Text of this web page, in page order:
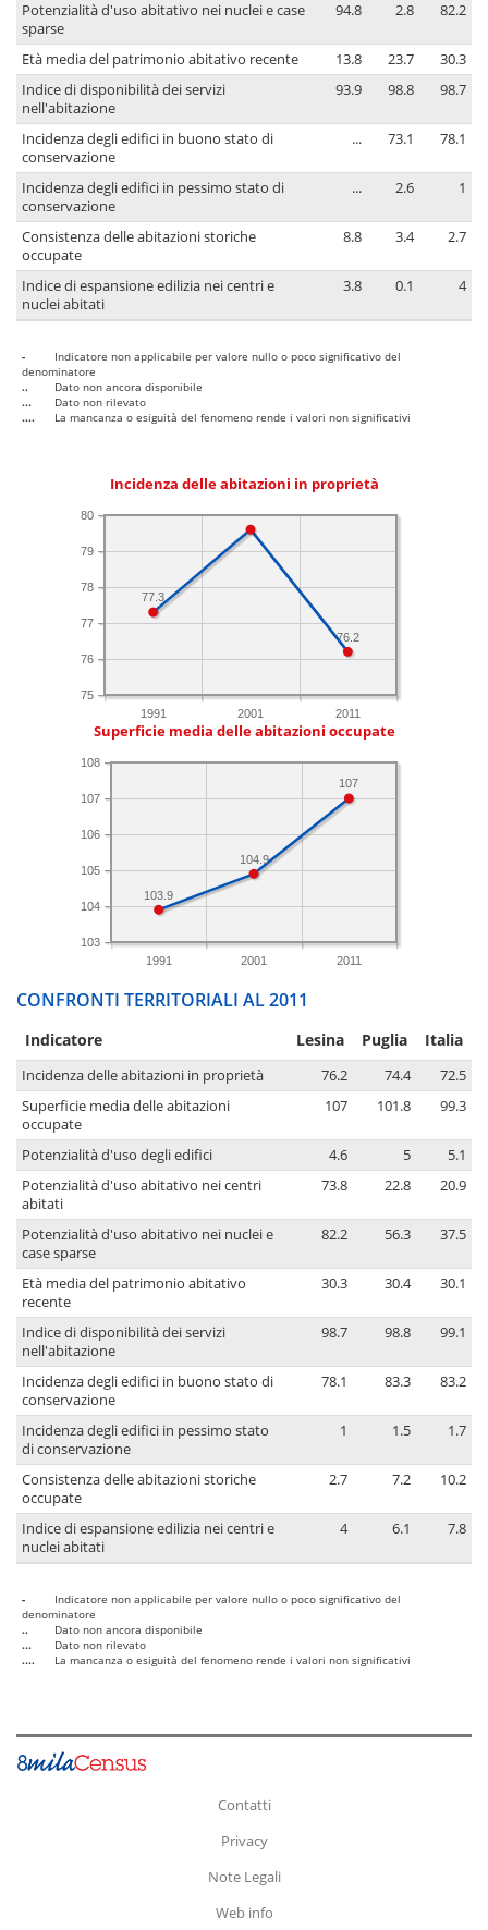
Potenzialità d'uso abitativo nei nuclei e case
sparse
94.8 2.8 82.2
Età media del patrimonio abitativo recente 13.8 23.7
30.3
Indice di disponibilità dei servizi
nell'abitazione
93.9 98.8 98.7
Incidenza degli edifici in buono stato di
conservazione
... 73.1 78.1
Incidenza degli edifici in pessimo stato di
conservazione
... 2.6 1
Consistenza delle abitazioni storiche
occupate
8.8 3.4 2.7
Indice di espansione edilizia nei centri e
nuclei abitati
3.8 0.1 4
-
Indicatore non applicabile per valore nullo o poco significativo del
denominatore
..
Dato non ancora disponibile
...
Dato non rilevato
....
La mancanza o esiguità del fenomeno rende i valori non significativi
Incidenza delle abitazioni in proprietà
1991 2001 2011
75
76
77
78
79
80
76.2
77.3
Superficie media delle abitazioni occupate
1991 2001 2011
103
104
105
106
107
108
107
104.9
103.9
CONFRONTI TERRITORIALI AL 2011
Indicatore Lesina Puglia Italia
Incidenza delle abitazioni in proprietà 76.2 74.4
72.5
Superficie media delle abitazioni
occupate
107 101.8 99.3
Potenzialità d'uso degli edifici 4.6 5
5.1
Potenzialità d'uso abitativo nei centri
abitati
73.8 22.8 20.9
Potenzialità d'uso abitativo nei nuclei e
case sparse
82.2 56.3 37.5
Età media del patrimonio abitativo
recente
30.3 30.4 30.1
Indice di disponibilità dei servizi
nell'abitazione
98.7 98.8 99.1
Incidenza degli edifici in buono stato di
conservazione
78.1 83.3 83.2
Incidenza degli edifici in pessimo stato
di conservazione
1 1.5 1.7
Consistenza delle abitazioni storiche
occupate
2.7 7.2 10.2
Indice di espansione edilizia nei centri e
nuclei abitati
4 6.1 7.8
-
Indicatore non applicabile per valore nullo o poco significativo del
denominatore
..
Dato non ancora disponibile
...
Dato non rilevato
....
La mancanza o esiguità del fenomeno rende i valori non significativi
Contatti
Privacy
Note Legali
Web info